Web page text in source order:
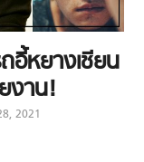
อี้หยางเชียน
งาน!
2021